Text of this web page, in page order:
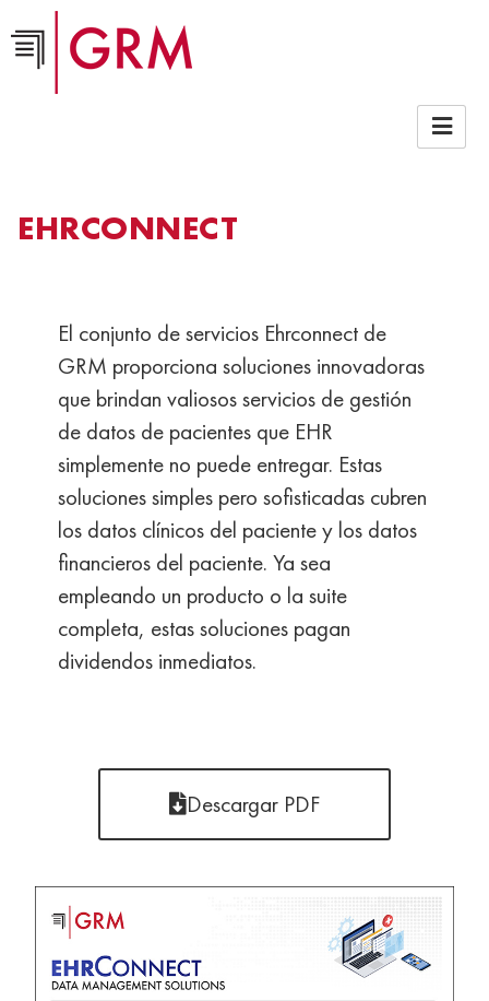
EHRCONNECT
El conjunto de servicios Ehrconnect de
GRM proporciona soluciones innovadoras
que brindan valiosos servicios de gestión
de datos de pacientes que EHR
simplemente no puede entregar. Estas
soluciones simples pero sofisticadas cubren
los datos clínicos del paciente y los datos
financieros del paciente. Ya sea
empleando un producto o la suite
completa, estas soluciones pagan
dividendos inmediatos.
Descargar PDF